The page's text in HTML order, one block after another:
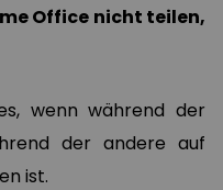
Office nicht teilen,
wenn während der
der andere auf
ist.